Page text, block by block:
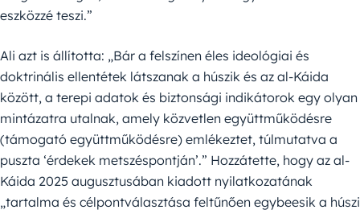
eszközzé teszi.”
Ali azt is állította: „Bár a felszínen éles ideológiai és
doktrinális ellentétek látszanak a húszik és az al-Káida
között, a terepi adatok és biztonsági indikátorok egy olyan
mintázatra utalnak, amely közvetlen együttműködésre
(támogató együttműködésre) emlékeztet, túlmutatva a
puszta ‘érdekek metszéspontján’.” Hozzátette, hogy az al-
Káida 2025 augusztusában kiadott nyilatkozatának
„tartalma és célpontválasztása feltűnően egybeesik a húszi